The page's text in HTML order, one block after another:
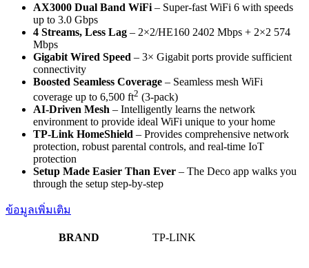
AX3000 Dual Band WiFi – Super-fast WiFi 6 with speeds
up to 3.0 Gbps
4 Streams, Less Lag – 2×2/HE160 2402 Mbps + 2×2 574
Mbps
Gigabit Wired Speed – 3× Gigabit ports provide sufficient
connectivity
Boosted Seamless Coverage – Seamless mesh WiFi
coverage up to 6,500 ft2 (3-pack)
AI-Driven Mesh – Intelligently learns the network
environment to provide ideal WiFi unique to your home
TP-Link HomeShield – Provides comprehensive network
protection, robust parental controls, and real-time IoT
protection
Setup Made Easier Than Ever – The Deco app walks you
through the setup step-by-step
ข้อมูลเพิ่มเติม
BRAND TP-LINK